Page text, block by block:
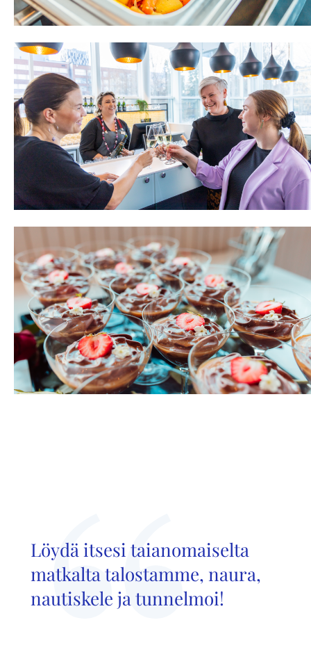
Löydä itsesi taianomaiselta
matkalta talostamme, naura,
nautiskele ja tunnelmoi!